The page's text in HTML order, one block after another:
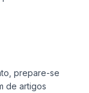
prepare-se
de artigos